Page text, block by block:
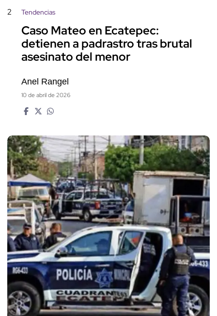
2 Tendencias
Caso Mateo en Ecatepec:
detienen a padrastro tras brutal
asesinato del menor
Anel Rangel
10 de abril de 2026